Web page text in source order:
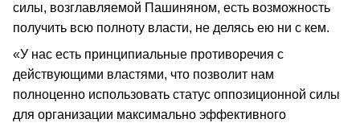
силы, возглавляемой Пашиняном, есть возможность
получить всю полноту власти, не делясь ею ни с кем.
«У нас есть принципиальные противоречия с
действующими властями, что позволит нам
полноценно использовать статус оппозиционной силы
для организации максимально эффективного